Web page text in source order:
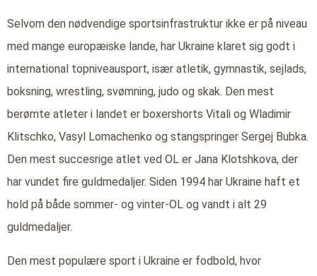
Selvom den nødvendige sportsinfrastruktur ikke er på niveau
med mange europæiske lande, har Ukraine klaret sig godt i
international topniveausport, især atletik, gymnastik, sejlads,
boksning, wrestling, svømning, judo og skak. Den mest
berømte atleter i landet er boxershorts Vitali og Wladimir
Klitschko, Vasyl Lomachenko og stangspringer Sergej Bubka.
Den mest succesrige atlet ved OL er Jana Klotshkova, der
har vundet fire guldmedaljer. Siden 1994 har Ukraine haft et
hold på både sommer- og vinter-OL og vandt i alt 29
guldmedaljer.
Den mest populære sport i Ukraine er fodbold, hvor